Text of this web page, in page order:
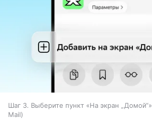
Шаг 3. Выберите пункт «На экран „Домой“»
Mail